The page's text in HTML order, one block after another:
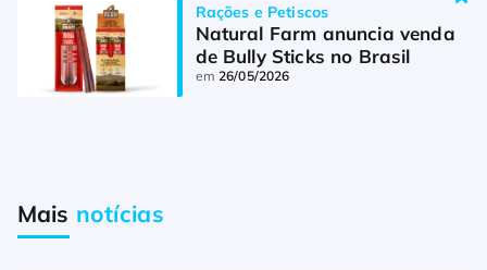
Rações e Petiscos
Natural Farm anuncia venda
de Bully Sticks no Brasil
em 26/05/2026
Mais notícias